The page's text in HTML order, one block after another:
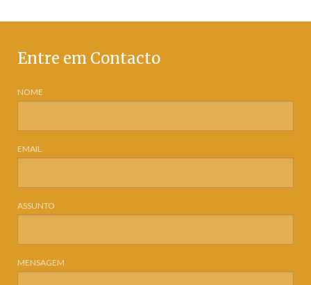
Entre em Contacto
NOME
EMAIL
ASSUNTO
MENSAGEM